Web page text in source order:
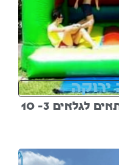
ירוקה
* מידות המתנפח 4*4 * מתאים לגלאים 3- 10